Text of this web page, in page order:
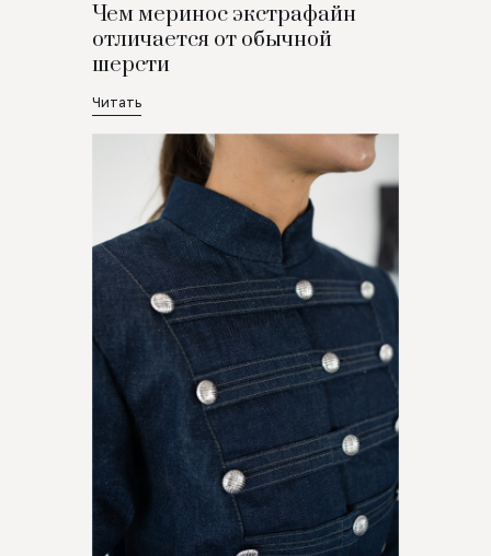
Чем меринос экстрафайн
отличается от обычной
шерсти
Читать